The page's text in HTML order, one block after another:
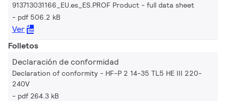
913713031166_EU.es_ES.PROF Product - full data sheet
pdf 506.2 kB
Ver
Folletos
Declaración de conformidad
Declaration of conformity - HF-P 2 14-35 TL5 HE III 220-
240V
pdf 264.3 kB